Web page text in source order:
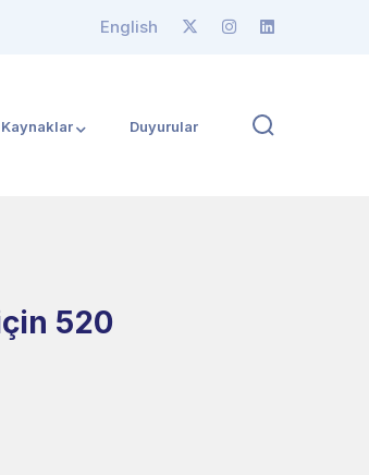
English
Kaynaklar Duyurular
520